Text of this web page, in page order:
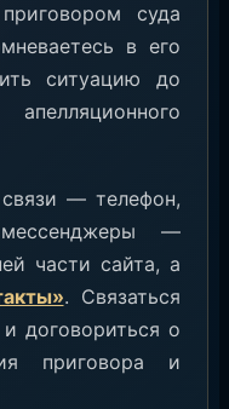
суда
в его
ситуацию до
— телефон,
—
части сайта, а
. Связаться
договориться о
приговора и